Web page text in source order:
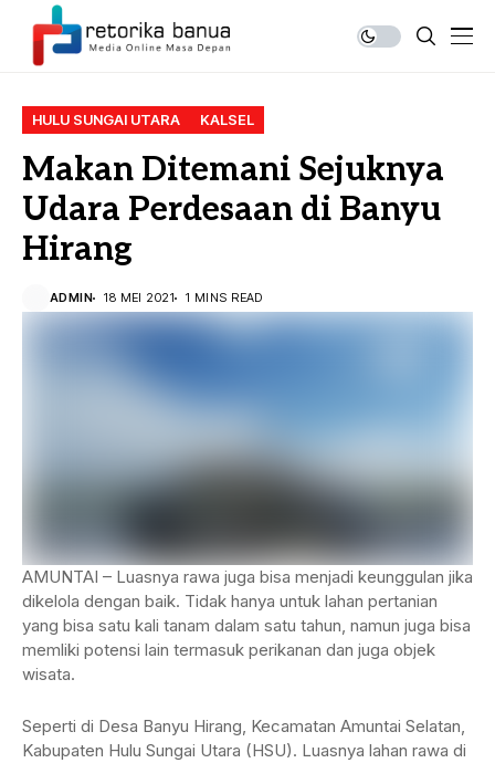
HULU SUNGAI UTARA KALSEL
Makan Ditemani Sejuknya
Udara Perdesaan di Banyu
Hirang
ADMIN 18 MEI 2021 1 MINS READ
AMUNTAI – Luasnya rawa juga bisa menjadi keunggulan jika
dikelola dengan baik. Tidak hanya untuk lahan pertanian
yang bisa satu kali tanam dalam satu tahun, namun juga bisa
memliki potensi lain termasuk perikanan dan juga objek
wisata.
Seperti di Desa Banyu Hirang, Kecamatan Amuntai Selatan,
Kabupaten Hulu Sungai Utara (HSU). Luasnya lahan rawa di